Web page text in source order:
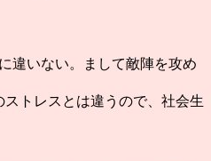
違いない。まして敵陣を攻め
トレスとは違うので、社会生